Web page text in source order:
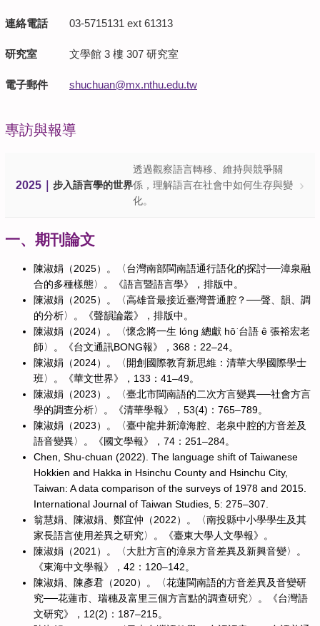
連絡電話 03-5715131 ext 61313
研究室 文學館 3 樓 307 研究室
電子郵件 shuchuan@mx.nthu.edu.tw
專訪與報導
2025｜ 步入語言學的世界
透過觀察語言轉移、維持與競爭關
係，理解語言在社會中如何生存與變
化。
›
一、期刊論文
陳淑娟（2025）。〈台灣南部閩南語通行語化的探討──漳泉融
合的多種樣態〉。《語言暨語言學》，排版中。
陳淑娟（2025）。〈高雄音最接近臺灣普通腔？──聲、韻、調
的分析〉。《聲韻論叢》，排版中。
陳淑娟（2024）。〈懷念將一生 lóng 總獻 hō͘ 台語 ê 張裕宏老
師〉。《台文通訊BONG報》，368：22–24。
陳淑娟（2024）。〈開創國際教育新思維：清華大學國際學士
班〉。《華文世界》，133：41–49。
陳淑娟（2023）。〈臺北市閩南語的二次方言變異──社會方言
學的調查分析〉。《清華學報》，53(4)：765–789。
陳淑娟（2023）。〈臺中龍井新漳海腔、老泉中腔的方音差及
語音變異〉。《國文學報》，74：251–284。
Chen, Shu-chuan (2022). The language shift of Taiwanese
Hokkien and Hakka in Hsinchu County and Hsinchu City,
Taiwan: A data comparison of the surveys of 1978 and 2015.
International Journal of Taiwan Studies, 5: 275–307.
翁慧娟、陳淑娟、鄭宜仲（2022）。〈南投縣中小學學生及其
家長語言使用差異之研究〉。《臺東大學人文學報》。
陳淑娟（2021）。〈大肚方言的漳泉方音差異及新興音變〉。
《東海中文學報》，42：120–142。
陳淑娟、陳彥君（2020）。〈花蓮閩南語的方音差異及音變研
究──花蓮市、瑞穗及富里三個方言點的調查研究〉。《台灣語
文研究》，12(2)：187–215。